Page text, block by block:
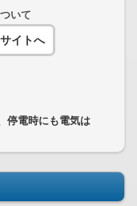
いて
停電時にも電気は